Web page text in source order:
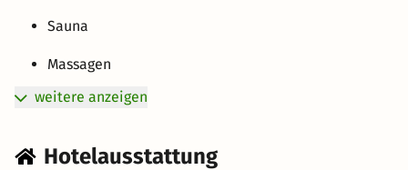
Sauna
Massagen
weitere anzeigen
Hotelausstattung